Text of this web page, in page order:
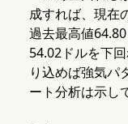
成すれば、現在
過去最高値
54.02ドルを下
り込めば強気パ
ート分析は示し